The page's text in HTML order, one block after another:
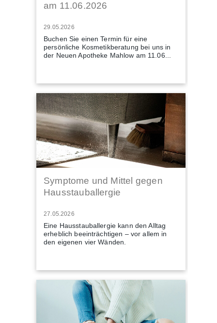
am 11.06.2026
29.05.2026
Buchen Sie einen Termin für eine
persönliche Kosmetikberatung bei uns in
der Neuen Apotheke Mahlow am 11.06...
Symptome und Mittel gegen
Hausstauballergie
27.05.2026
Eine Hausstauballergie kann den Alltag
erheblich beeinträchtigen – vor allem in
den eigenen vier Wänden.